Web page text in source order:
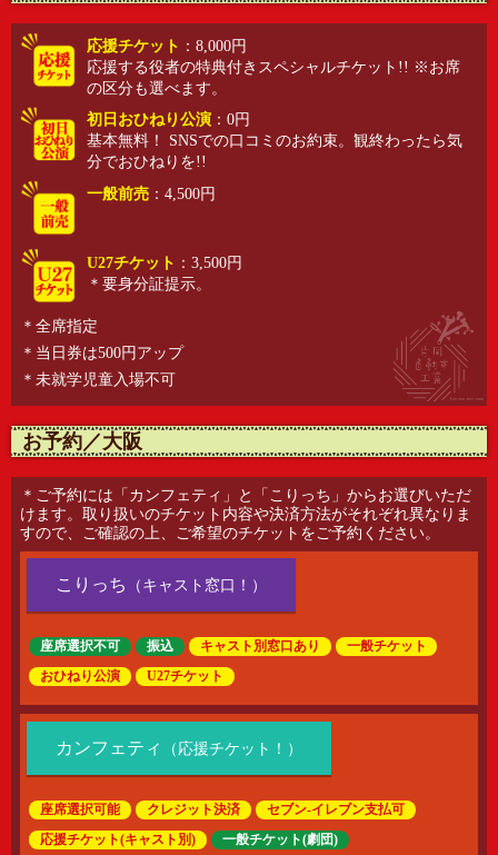
応援チケット ：8,000円
応援する役者の特典付きスペシャルチケット!! ※お席
の区分も選べます。
初日おひねり公演：0円
基本無料！ SNSでの口コミのお約束。観終わったら気
分でおひねりを!!
一般前売：4,500円
U27チケット ：3,500円
＊要身分証提示。
＊全席指定
＊当日券は500円アップ
＊未就学児童入場不可
お予約／大阪
＊ご予約には「カンフェティ」と「こりっち」からお選びいただ
けます。取り扱いのチケット内容や決済方法がそれぞれ異なりま
すので、ご確認の上、ご希望のチケットをご予約ください。
こりっち （キャスト窓口！）
座席選択不可 振込 キャスト別窓口あり
一般チケット
おひねり公演
U27チケット
カンフェティ （応援チケット！）
座席選択可能 クレジット決済 セブン-イレブン支払可
応援チケット(キャスト別) 一般チケット(劇団)